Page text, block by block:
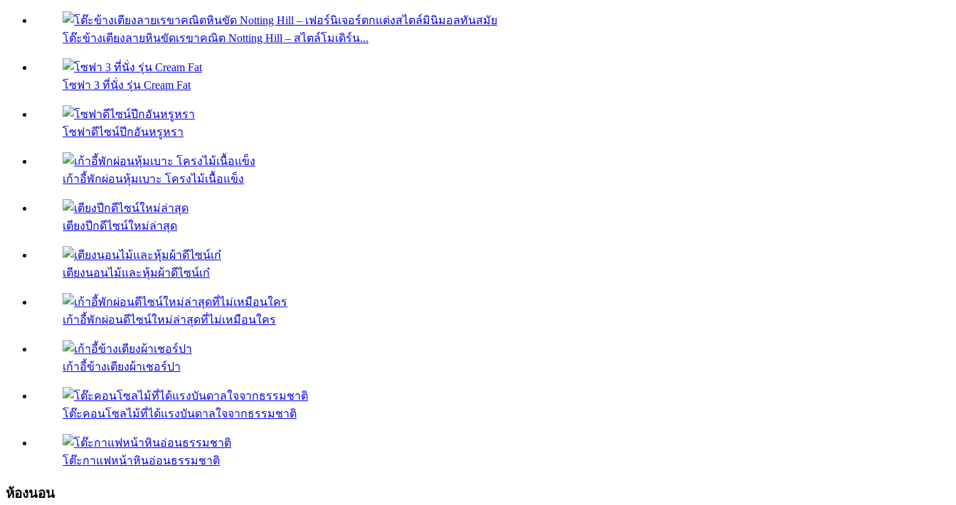
โต๊ะข้างเตียงลายหินขัดเรขาคณิต Notting Hill – สไตล์โมเดิร์น...
โซฟา 3 ที่นั่ง รุ่น Cream Fat
โซฟาดีไซน์ปีกอันหรูหรา
เก้าอี้พักผ่อนหุ้มเบาะ โครงไม้เนื้อแข็ง
เตียงปีกดีไซน์ใหม่ล่าสุด
เตียงนอนไม้และหุ้มผ้าดีไซน์เก๋
เก้าอี้พักผ่อนดีไซน์ใหม่ล่าสุดที่ไม่เหมือนใคร
เก้าอี้ข้างเตียงผ้าเชอร์ปา
โต๊ะคอนโซลไม้ที่ได้แรงบันดาลใจจากธรรมชาติ
โต๊ะกาแฟหน้าหินอ่อนธรรมชาติ
ห้องนอน